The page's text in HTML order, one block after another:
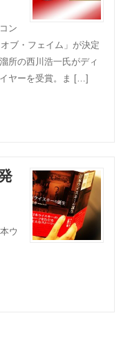
ン
ブ・フェイム」が決定
所の西川浩一氏がディ
ヤーを受賞。ま […]
ウ